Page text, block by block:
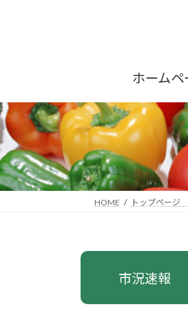
ス
キ
ッ
プ
ン
に
移
動
ホームペ
HOME トップページ
市況速報